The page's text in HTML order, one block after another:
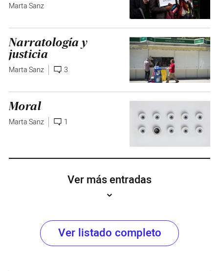
Marta Sanz
Narratología y
justicia
Marta Sanz 3
Moral
Marta Sanz 1
Ver más entradas
Ver listado completo